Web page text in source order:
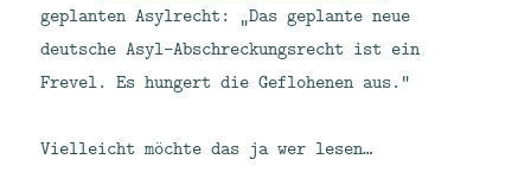
geplanten Asylrecht: „Das geplante neue
deutsche Asyl-Abschreckungsrecht ist ein
Frevel. Es hungert die Geflohenen aus.“
Vielleicht möchte das ja wer lesen…